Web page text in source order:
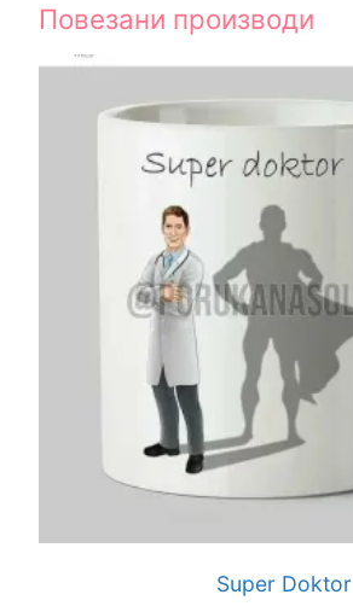
Повезани производи
Super Doktor